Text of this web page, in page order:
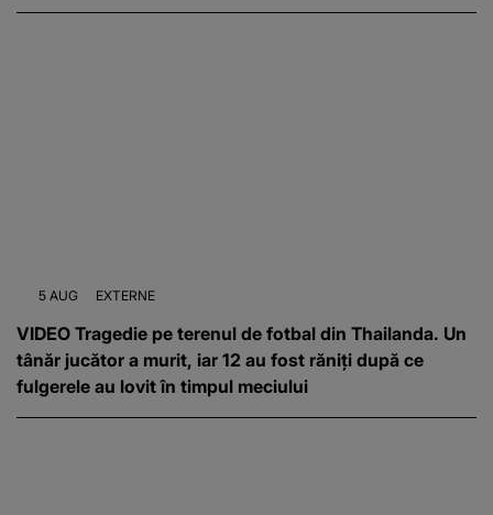
5 AUG EXTERNE
VIDEO Tragedie pe terenul de fotbal din Thailanda. Un
tânăr jucător a murit, iar 12 au fost răniți după ce
fulgerele au lovit în timpul meciului